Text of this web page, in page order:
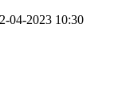
04-2023 10:30